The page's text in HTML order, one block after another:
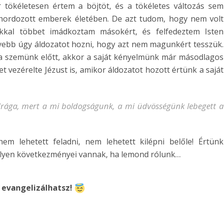
értem a böjtöt, és a tökéletes változás sem
emberek életében. De azt tudom, hogy nem volt
többet imádkoztam másokért, és felfedeztem Isten
úgy áldozatot hozni, hogy azt nem magunkért tesszük.
szemünk előtt, akkor a saját kényelmünk már másodlagos
vezérelte Jézust is, amikor áldozatot hozott értünk a saját
mert a mi boldogságunk, a mi üdvösségünk lebegett a
lehetett feladni, nem lehetett kilépni belőle! Értünk
következményei vannak, ha lemond rólunk…